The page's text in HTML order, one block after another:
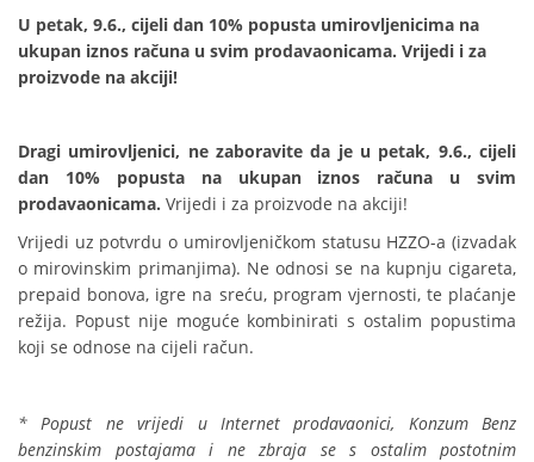
U petak, 9.6., cijeli dan 10% popusta umirovljenicima na
ukupan iznos računa u svim prodavaonicama. Vrijedi i za
proizvode na akciji!
Dragi umirovljenici, ne zaboravite da je u petak, 9.6., cijeli
dan 10% popusta na ukupan iznos računa u svim
prodavaonicama. Vrijedi i za proizvode na akciji!
Vrijedi uz potvrdu o umirovljeničkom statusu HZZO-a (izvadak
o mirovinskim primanjima). Ne odnosi se na kupnju cigareta,
prepaid bonova, igre na sreću, program vjernosti, te plaćanje
režija. Popust nije moguće kombinirati s ostalim popustima
koji se odnose na cijeli račun.
* Popust ne vrijedi u Internet prodavaonici, Konzum Benz
benzinskim postajama i ne zbraja se s ostalim postotnim